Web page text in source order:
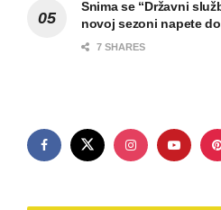
Snima se “Državni
novoj sezoni napete
7 SHARES